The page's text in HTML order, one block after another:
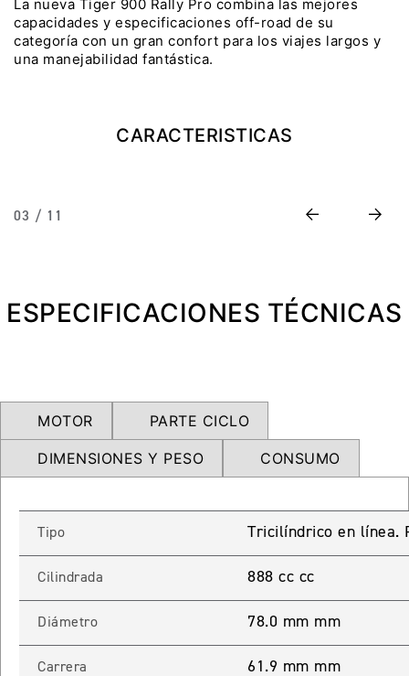
Precio desde $22.990.000
ADVENTURE
Precio desde $25.990.000
TRIDENT 660
NEWTRIDENT 660
Precio desde $9.090.000
NEW
STREET TRIPLE R
La nueva Tiger 900 Rally Pro combina las mejores
capacidades y especificaciones off-road de su
categoría con un gran confort para los viajes largos y
una manejabilidad fantástica.
CARACTERISTICAS
03 / 11 Previous Next
ESPECIFICACIONES TÉCNICAS
MOTOR PARTE CICLO
DIMENSIONES Y PESO CONSUMO
Tipo Tricilíndrico en línea.
Cilindrada 888 cc cc
Diámetro 78.0 mm mm
Carrera 61.9 mm mm